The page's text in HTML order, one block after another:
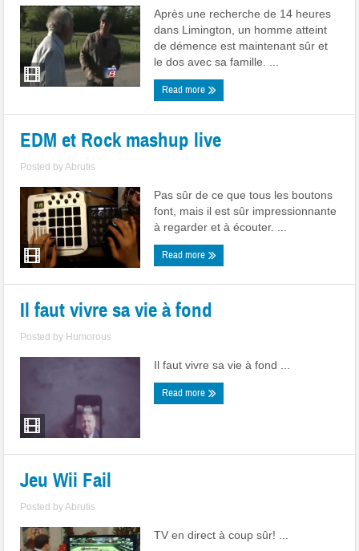
Après une recherche de 14 heures
dans Limington, un homme atteint
de démence est maintenant sûr et
le dos avec sa famille. ...
Read more
EDM et Rock mashup live
Posted byAbrutis
Pas sûr de ce que tous les boutons
font, mais il est sûr impressionnante
à regarder et à écouter. ...
Read more
Il faut vivre sa vie à fond
Posted by Humorous
Il faut vivre sa vie à fond ...
Read more
Jeu Wii Fail
Posted byAbrutis
TV en direct à coup sûr! ...